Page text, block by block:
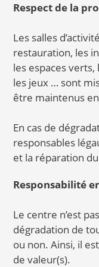
Respect de la
Les salles
restauration, les
les espaces
les jeux … sont
être maintenus
En cas de
responsables
et la réparation
Responsabilité
Le centre n’est
dégradation de
ou non. Ainsi, il
de valeur(s).